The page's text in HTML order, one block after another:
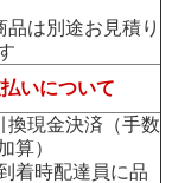
品は別途お見積り
いについて
換現金決済（手数
算）
着時配達員に品